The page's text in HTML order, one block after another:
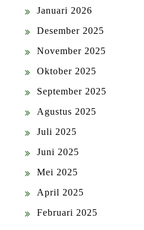
Januari 2026
Desember 2025
November 2025
Oktober 2025
September 2025
Agustus 2025
Juli 2025
Juni 2025
Mei 2025
April 2025
Februari 2025